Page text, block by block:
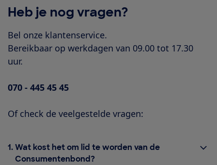
Heb je nog vragen?
Bel onze klantenservice.
Bereikbaar op werkdagen van 09.00 tot 17.30
uur.
070 - 445 45 45
Of check de veelgestelde vragen:
1.Wat kost het om lid te worden van de
Consumentenbond?